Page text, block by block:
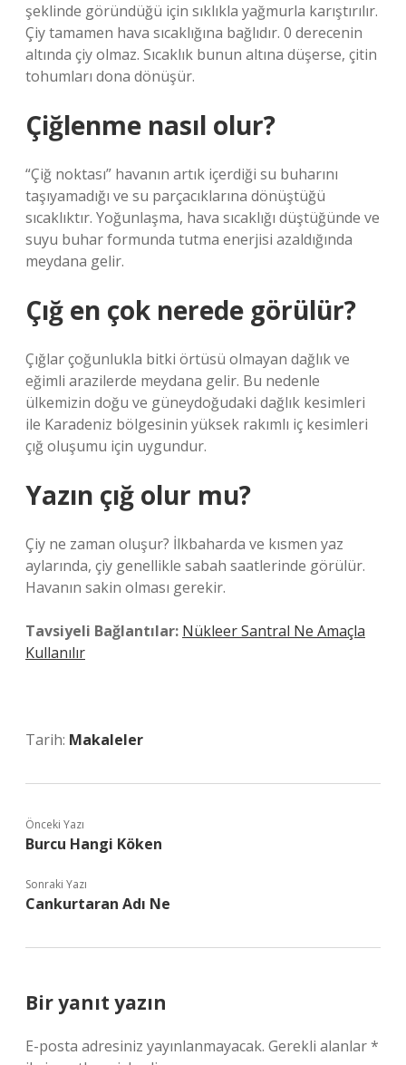
şeklinde göründüğü için sıklıkla yağmurla karıştırılır.
Çiy tamamen hava sıcaklığına bağlıdır. 0 derecenin
altında çiy olmaz. Sıcaklık bunun altına düşerse, çitin
tohumları dona dönüşür.
Çiğlenme nasıl olur?
“Çiğ noktası” havanın artık içerdiği su buharını
taşıyamadığı ve su parçacıklarına dönüştüğü
sıcaklıktır. Yoğunlaşma, hava sıcaklığı düştüğünde ve
suyu buhar formunda tutma enerjisi azaldığında
meydana gelir.
Çığ en çok nerede görülür?
Çığlar çoğunlukla bitki örtüsü olmayan dağlık ve
eğimli arazilerde meydana gelir. Bu nedenle
ülkemizin doğu ve güneydoğudaki dağlık kesimleri
ile Karadeniz bölgesinin yüksek rakımlı iç kesimleri
çığ oluşumu için uygundur.
Yazın çığ olur mu?
Çiy ne zaman oluşur? İlkbaharda ve kısmen yaz
aylarında, çiy genellikle sabah saatlerinde görülür.
Havanın sakin olması gerekir.
Tavsiyeli Bağlantılar: Nükleer Santral Ne Amaçla
Kullanılır
Tarih: Makaleler
Önceki Yazı
Burcu Hangi Köken
Sonraki Yazı
Cankurtaran Adı Ne
Bir yanıt yazın
E-posta adresiniz yayınlanmayacak. Gerekli alanlar*